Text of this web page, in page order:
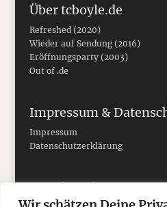
Über tcboyle.de
Refreshed (2020)
Wieder auf Sendung (2016)
Eröffnungsparty (2003)
Out of .de
Impressum &
Impressum
Datenschutzerklärung
Social Media